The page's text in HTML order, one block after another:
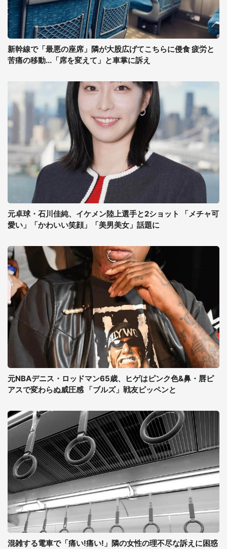
新幹線で「最悪の座席」隣が大股広げてこちらに侵食 疲労と
苦痛の移動...「席を変えて」と車掌に訴え
元卓球・石川佳純、イケメン陸上選手と2ショット 「メチャ可
愛い」「かわいい笑顔」「美男美女」話題に
元NBAデニス・ロッドマン65歳、ヒゲはピンク色&鼻・唇ピ
アスで変わらぬ威圧感 「ブルズ」戦友ピッペンと
混雑する電車で「痛い!痛い!」隣の女性の理不尽な訴えに困惑